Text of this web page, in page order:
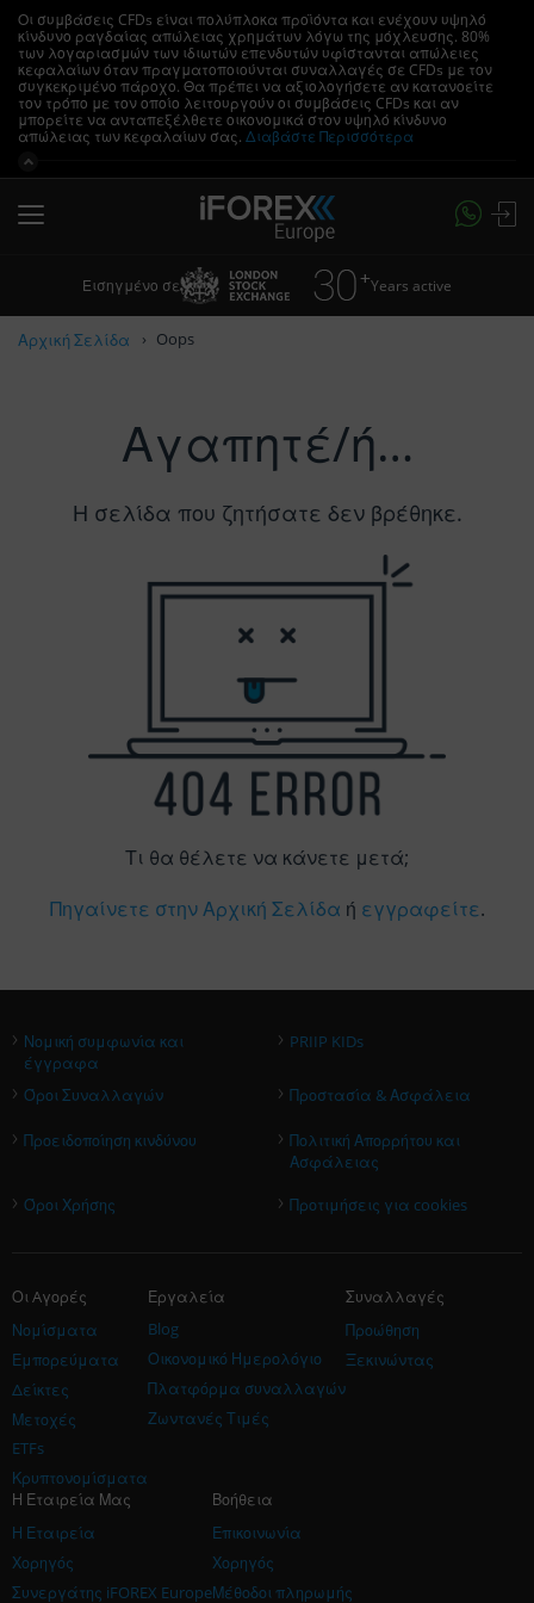
Οι συμβάσεις CFDs είναι πολύπλοκα προϊόντα και ενέχουν υψηλό
κίνδυνο ραγδαίας απώλειας χρημάτων λόγω της μόχλευσης. 80%
των λογαριασμών των ιδιωτών επενδυτών υφίστανται απώλειες
κεφαλαίων όταν πραγματοποιούνται συναλλαγές σε CFDs με τον
συγκεκριμένο πάροχο. Θα πρέπει να αξιολογήσετε αν κατανοείτε
τον τρόπο με τον οποίο λειτουργούν οι συμβάσεις CFDs και αν
μπορείτε να ανταπεξέλθετε οικονομικά στον υψηλό κίνδυνο
απώλειας των κεφαλαίων σας. Διαβάστε Περισσότερα
Εισηγμένο σε Years active
Αρχική Σελίδα Oops
Αγαπητέ/ή…
Η σελίδα που ζητήσατε δεν βρέθηκε.
Τι θα θέλετε να κάνετε μετά;
Πηγαίνετε στην Αρχική Σελίδα ή εγγραφείτε.
› Νομική συμφωνία και
έγγραφα
› PRIIP KIDs
› Όροι Συναλλαγών › Προστασία & Ασφάλεια
› Προειδοποίηση κινδύνου › Πολιτική Απορρήτου και
Ασφάλειας
› Όροι Χρήσης › Προτιμήσεις για cookies
Οι Aγορές
Νομίσματα
Εμπορεύματα
Δείκτες
Μετοχές
ETFs
Κρυπτονομίσματα
Εργαλεία
Blog
Οικονομικό Ημερολόγιο
Πλατφόρμα συναλλαγών
Ζωντανές Τιμές
Συναλλαγές
Προώθηση
Ξεκινώντας
Η Εταιρεία Μας
Η Εταιρεία
Χορηγός
Συνεργάτης iFOREX Europe
Βοήθεια
Επικοινωνία
Χορηγός
Μέθοδοι πληρωμής